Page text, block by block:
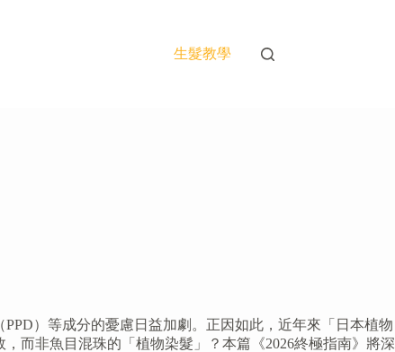
生髮教學
）等成分的憂慮日益加劇。正因如此，近年來「日本植物
而非魚目混珠的「植物染髮」？本篇《2026終極指南》將深